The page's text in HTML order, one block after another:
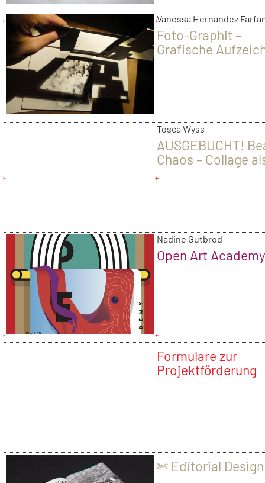
Vanessa Hernandez
Foto-Graphit –
Grafische
Tosca Wyss
AUSGEBUCHT!
Chaos – Collage
Designkonzept
Nadine Gutbrod
Open Art
Formulare zur
Projektförderung
✄ Editorial